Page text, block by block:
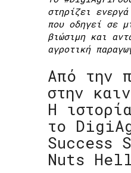
στηρίζει
που οδηγεί σε
βιώσιμη και
αγροτική
Από την
στην
Η
το
Success
Nuts